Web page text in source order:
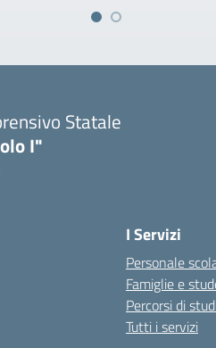
Statale
I"
I Servizi
Personale
Famiglie e
Percorsi di
Tutti i servizi